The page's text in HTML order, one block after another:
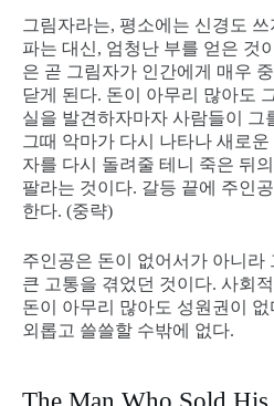
그림자라는, 평소에는 신경도
파는 대신, 엄청난 부를 얻은 것
은 곧 그림자가 인간에게 매우
닫게 된다. 돈이 아무리 많아도
실을 발견하자마자 사람들이 그
그때 악마가 다시 나타나 새로
자를 다시 돌려줄 테니 죽은 뒤
팔라는 것이다. 갈등 끝에 주인
한다. (중략)
주인공은 돈이 없어서가 아니라
큰 고통을 겪었던 것이다. 사회
돈이 아무리 많아도 성원권이
외롭고 쓸쓸할 수밖에 없다.